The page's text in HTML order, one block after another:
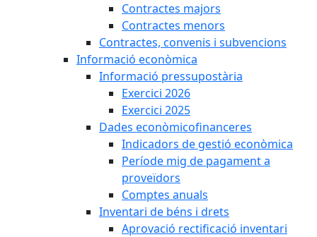
Contractes majors
Contractes menors
Contractes, convenis i subvencions
Informació econòmica
Informació pressupostària
Exercici 2026
Exercici 2025
Dades econòmicofinanceres
Indicadors de gestió econòmica
Període mig de pagament a
proveïdors
Comptes anuals
Inventari de béns i drets
Aprovació rectificació inventari